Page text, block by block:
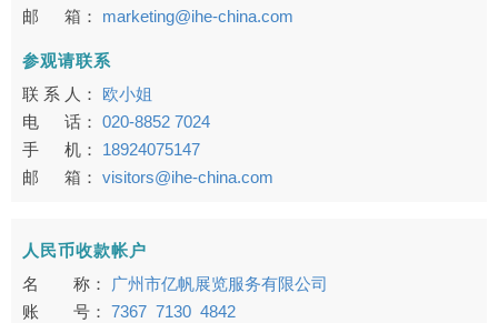
邮 箱：
marketing@ihe-china.com
参观请联系
联 系 人：
欧小姐
电 话： 020-8852 7024
手 机：
18924075147
邮 箱： visitors@ihe-china.com
人民币收款帐户
名 称：
广州市亿帆展览服务有限公司
账 号： 7367 7130 4842